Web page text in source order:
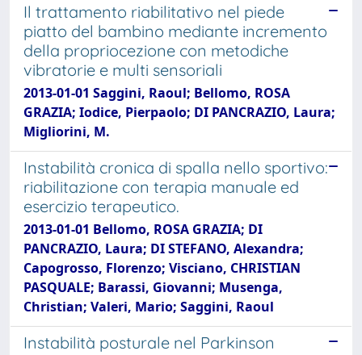
Il trattamento riabilitativo nel piede
piatto del bambino mediante incremento
della propriocezione con metodiche
vibratorie e multi sensoriali
2013-01-01 Saggini, Raoul; Bellomo, ROSA
GRAZIA; Iodice, Pierpaolo; DI PANCRAZIO, Laura;
Migliorini, M.
Instabilità cronica di spalla nello sportivo:
riabilitazione con terapia manuale ed
esercizio terapeutico.
2013-01-01 Bellomo, ROSA GRAZIA; DI
PANCRAZIO, Laura; DI STEFANO, Alexandra;
Capogrosso, Florenzo; Visciano, CHRISTIAN
PASQUALE; Barassi, Giovanni; Musenga,
Christian; Valeri, Mario; Saggini, Raoul
Instabilità posturale nel Parkinson